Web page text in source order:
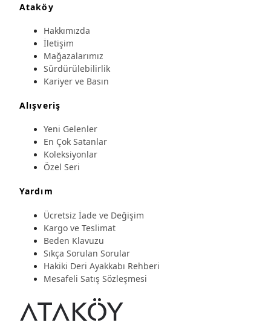
Ataköy
Hakkımızda
İletişim
Mağazalarımız
Sürdürülebilirlik
Kariyer ve Basın
Alışveriş
Yeni Gelenler
En Çok Satanlar
Koleksiyonlar
Özel Seri
Yardım
Ücretsiz İade ve Değişim
Kargo ve Teslimat
Beden Klavuzu
Sıkça Sorulan Sorular
Hakiki Deri Ayakkabı Rehberi
Mesafeli Satış Sözleşmesi